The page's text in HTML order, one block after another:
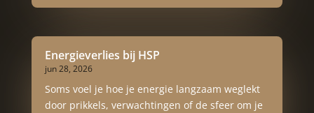
Energieverlies bij HSP
jun 28, 2026
Soms voel je hoe je energie langzaam weglekt
door prikkels, verwachtingen of de sfeer om je